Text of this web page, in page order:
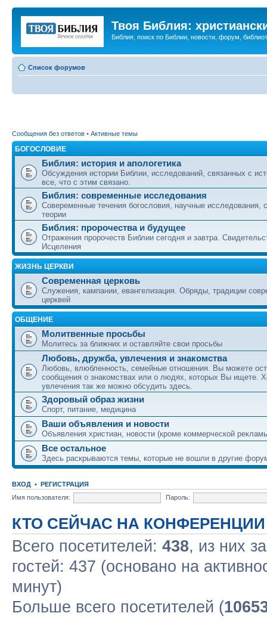
Твоя Библия:
Библия, поиск по Библии, новости, форум,
Список форумов
Сообщения без ответов • Активные темы
БОГОСЛОВИЕ
Библия: история и апологетика
Обсуждения истории Библии, исследований, связанных с
все, что с этим связано.
Библия: современные исследования
Совеременные течения богословия, научные исследования,
теории
Библия: пророчества и будущее
Отражения пророчеств Библии сегодня и завтра.
Исцеления
ЖИЗНЬ ЦЕРКВИ
Современная церковь
Служения, кампании, евангелизация. Обряды, традиции
церквей
ОБЩЕНИЕ
Молитвенные просьбы
Молитесь за ближних и оставляйте свои просьбы
Любовь, дружба, увлечения и знакомства
Любовь, влюбленность, семейные отношения. Вы можете
сообщения о знакомствах или о людях, которых Вы ищете.
увлечения так же можно обсудить здесь.
Здоровый образ жизни
Спорт, питание, медицина
Ваши объявления и новости
Объявления христиан, новости (кроме коммерческой
Все остальное
Здесь раскрываются темы, которые не вошли в другие
ВХОД • РЕГИСТРАЦИЯ
Имя пользователя:
Пароль:
КТО СЕЙЧАС НА КОНФЕРЕНЦИИ
Всего посетителей: 438, из них
гостей: 437 (основано на
минут)
Больше всего посетителей (